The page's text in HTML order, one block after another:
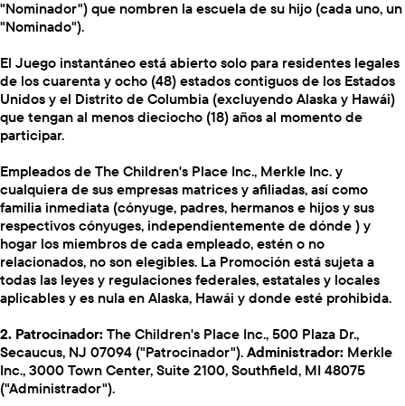
"Nominador") que nombren la escuela de su hijo (cada uno, un
"Nominado").
El Juego instantáneo está abierto solo para residentes legales
de los cuarenta y ocho (48) estados contiguos de los Estados
Unidos y el Distrito de Columbia (excluyendo Alaska y Hawái)
que tengan al menos dieciocho (18) años al momento de
participar.
Empleados de The Children's Place Inc., Merkle Inc. y
cualquiera de sus empresas matrices y afiliadas, así como
familia inmediata (cónyuge, padres, hermanos e hijos y sus
respectivos cónyuges, independientemente de dónde ) y
hogar los miembros de cada empleado, estén o no
relacionados, no son elegibles. La Promoción está sujeta a
todas las leyes y regulaciones federales, estatales y locales
aplicables y es nula en Alaska, Hawái y donde esté prohibida.
2. Patrocinador: The Children's Place Inc., 500 Plaza Dr.,
Secaucus, NJ 07094 ("Patrocinador"). Administrador: Merkle
Inc., 3000 Town Center, Suite 2100, Southfield, MI 48075
("Administrador").